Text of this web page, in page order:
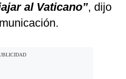
al Vaticano”, dijo